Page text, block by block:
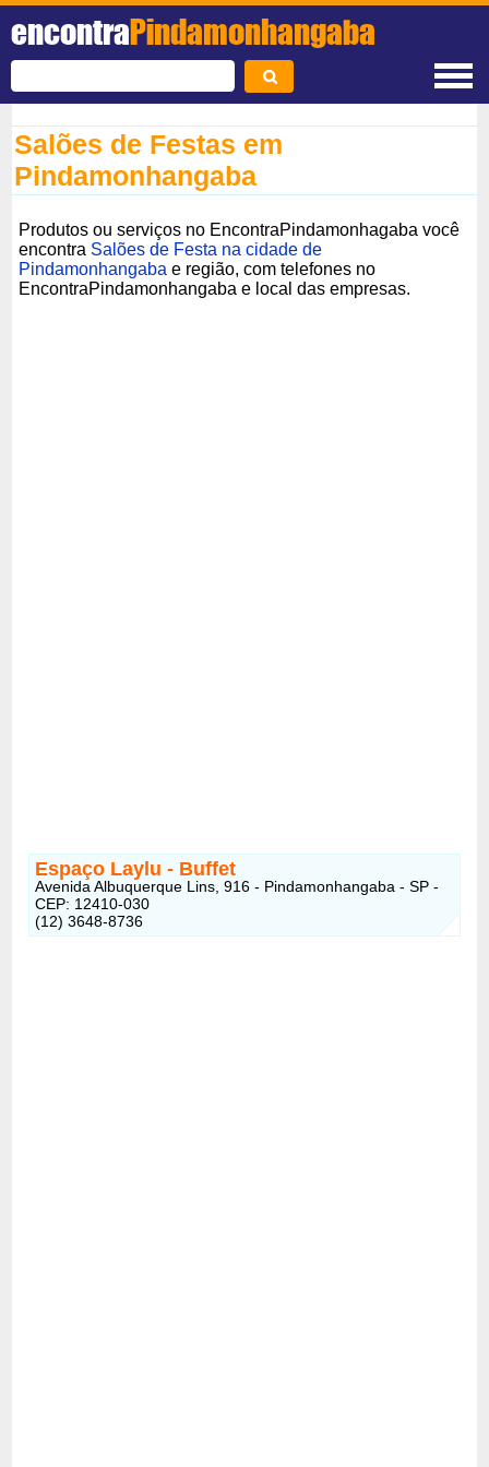
encontraPindamonhangaba
Salões de Festas em
Pindamonhangaba
Produtos ou serviços no EncontraPindamonhagaba você
encontra Salões de Festa na cidade de
Pindamonhangaba e região, com telefones no
EncontraPindamonhangaba e local das empresas.
Espaço Laylu - Buffet
Avenida Albuquerque Lins, 916 - Pindamonhangaba - SP -
CEP: 12410-030
(12) 3648-8736